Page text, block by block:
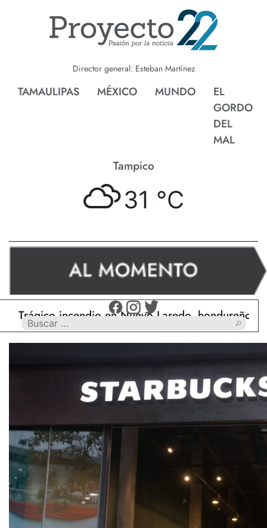
Director general: Esteban Martínez
TAMAULIPAS MÉXICO MUNDO
EL
GORDO
DEL
MAL
Tampico
31 °C
incendio en Nuevo Laredo, hondureño muere